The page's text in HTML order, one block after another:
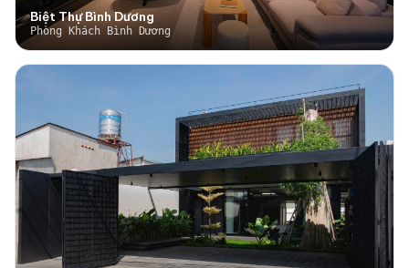
Biệt Thự Bình Dương
Phòng Khách Bình Dương